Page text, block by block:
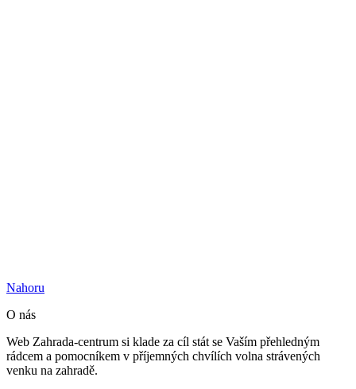
Nahoru
O nás
Web Zahrada-centrum si klade za cíl stát se Vaším přehledným
rádcem a pomocníkem v příjemných chvílích volna strávených
venku na zahradě.